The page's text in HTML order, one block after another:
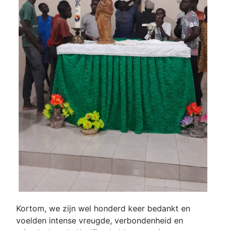
Kortom, we zijn wel honderd keer bedankt en
voelden intense vreugde, verbondenheid en